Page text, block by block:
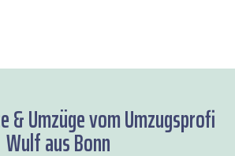
& Umzüge vom Umzugsprofi
Wulf aus Bonn